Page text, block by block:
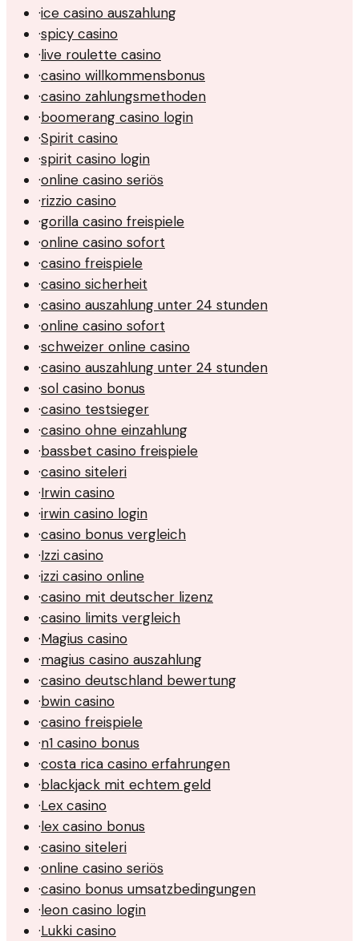
·ice casino auszahlung
·spicy casino
·live roulette casino
·casino willkommensbonus
·casino zahlungsmethoden
·boomerang casino login
·Spirit casino
·spirit casino login
·online casino seriös
·rizzio casino
·gorilla casino freispiele
·online casino sofort
·casino freispiele
·casino sicherheit
·casino auszahlung unter 24 stunden
·online casino sofort
·schweizer online casino
·casino auszahlung unter 24 stunden
·sol casino bonus
·casino testsieger
·casino ohne einzahlung
·bassbet casino freispiele
·casino siteleri
·Irwin casino
·irwin casino login
·casino bonus vergleich
·Izzi casino
·izzi casino online
·casino mit deutscher lizenz
·casino limits vergleich
·Magius casino
·magius casino auszahlung
·casino deutschland bewertung
·bwin casino
·casino freispiele
·n1 casino bonus
·costa rica casino erfahrungen
·blackjack mit echtem geld
·Lex casino
·lex casino bonus
·casino siteleri
·online casino seriös
·casino bonus umsatzbedingungen
·leon casino login
·Lukki casino